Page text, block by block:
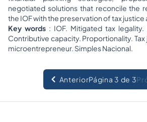
negotiated solutions that reconcile the
the IOF with the preservation of tax
Key words : IOF. Mitigated tax
Contributive capacity. Proportionality. Tax
microentrepreneur. Simples Nacional.
AnteriorPágina 3 de 3